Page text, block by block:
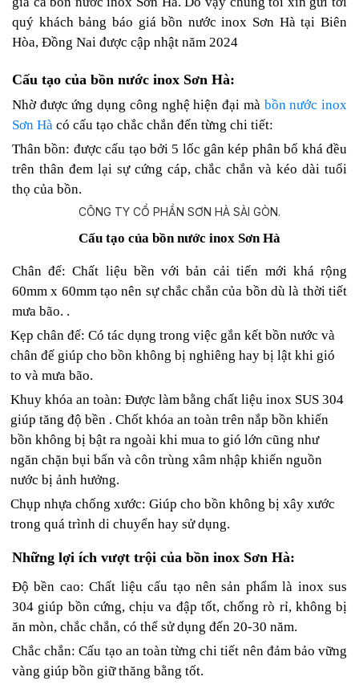
quý khách bảng báo giá bồn nước inox Sơn Hà tại Biên
Hòa, Đồng Nai được cập nhật năm 2024
Cấu tạo của bồn nước inox Sơn Hà:
Nhờ được ứng dụng công nghệ hiện đại mà bồn nước inox
Sơn Hà có cấu tạo chắc chắn đến từng chi tiết:
Thân bồn: được cấu tạo bởi 5 lốc gân kép phân bổ khá đều
trên thân đem lại sự cứng cáp, chắc chắn và kéo dài tuổi
thọ của bồn.
Cấu tạo của bồn nước inox Sơn Hà
Chân đế: Chất liệu bền với bản cải tiến mới khá rộng
60mm x 60mm tạo nên sự chắc chắn của bồn dù là thời tiết
mưa bão. .
Kẹp chân đế: Có tác dụng trong việc gắn kết bồn nước và
chân đế giúp cho bồn không bị nghiêng hay bị lật khi gió
to và mưa bão.
Khuy khóa an toàn: Được làm bằng chất liệu inox SUS 304
giúp tăng độ bền . Chốt khóa an toàn trên nắp bồn khiến
bồn không bị bật ra ngoài khi mua to gió lớn cũng như
ngăn chặn bụi bẩn và côn trùng xâm nhập khiến nguồn
nước bị ảnh hưởng.
Chụp nhựa chống xước: Giúp cho bồn không bị xây xước
trong quá trình di chuyển hay sử dụng.
Những lợi ích vượt trội của bồn inox Sơn Hà:
Độ bền cao: Chất liệu cấu tạo nên sản phẩm là inox sus
304 giúp bồn cứng, chịu va đập tốt, chống rò rỉ, không bị
ăn mòn, chắc chắn, có thể sử dụng đến 20-30 năm.
Chắc chắn: Cấu tạo an toàn từng chi tiết nên đảm bảo vững
vàng giúp bồn giữ thăng bằng tốt.